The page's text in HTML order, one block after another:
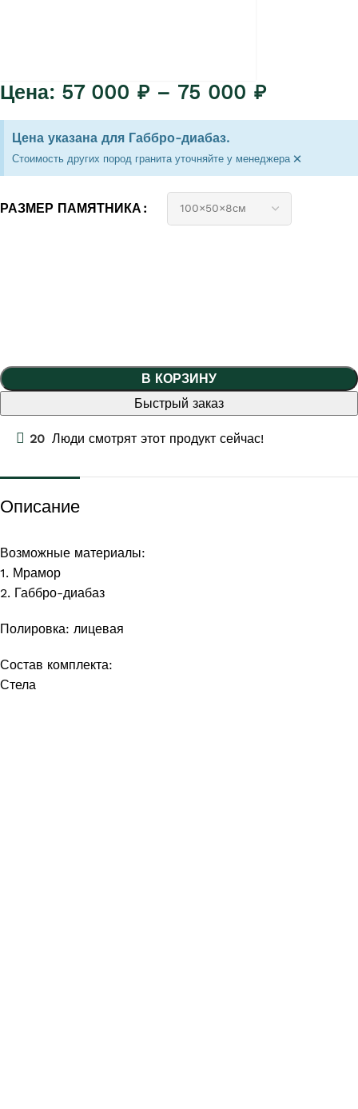
57 000 ₽ – 75 000 ₽
Цена указана для Габбро-диабаз.
Стоимость других пород гранита уточняйте у менеджера ×
РАЗМЕР ПАМЯТНИКА
В КОРЗИНУ
Быстрый заказ
20 Люди смотрят этот продукт сейчас!
Описание
Возможные материалы:
1. Мрамор
2. Габбро-диабаз
Полировка: лицевая
Состав комплекта:
Стела